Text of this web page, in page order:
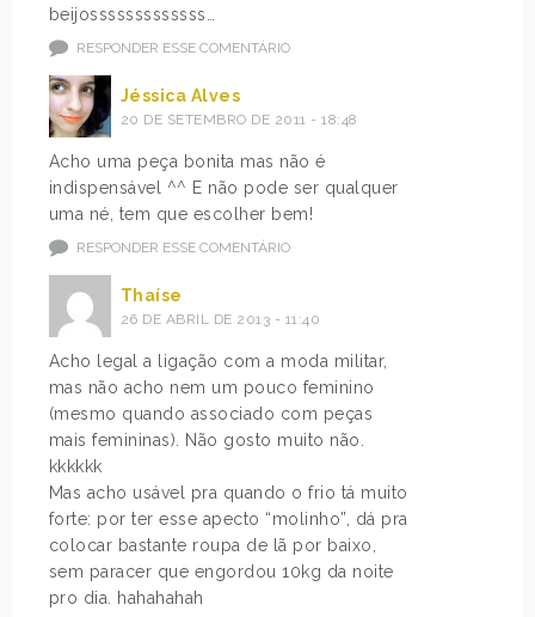
beijosssssssssssss…
RESPONDER ESSE COMENTÁRIO
Jéssica Alves
20 DE SETEMBRO DE 2011 - 18:48
Acho uma peça bonita mas não é
indispensável ^^ E não pode ser qualquer
uma né, tem que escolher bem!
RESPONDER ESSE COMENTÁRIO
Thaíse
26 DE ABRIL DE 2013 - 11:40
Acho legal a ligação com a moda militar,
mas não acho nem um pouco feminino
(mesmo quando associado com peças
mais femininas). Não gosto muito não.
kkkkkk
Mas acho usável pra quando o frio tá muito
forte: por ter esse apecto “molinho”, dá pra
colocar bastante roupa de lã por baixo,
sem paracer que engordou 10kg da noite
pro dia. hahahahah